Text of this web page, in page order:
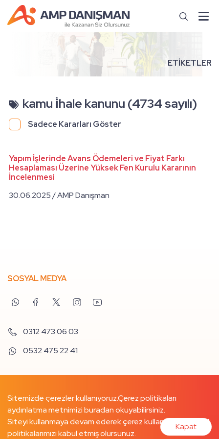
ETİKETLER
kamu i̇hale kanunu (4734 sayılı)
Sadece Kararları Göster
Yapım İşlerinde Avans Ödemeleri ve Fiyat Farkı
Hesaplaması Üzerine Yüksek Fen Kurulu Kararının
İncelenmesi
30.06.2025 / AMP Danışman
SOSYAL MEDYA
0312 473 06 03
0532 475 22 41
Sitemizde çerezler kullanıyoruz.Çerez politikaları
aydınlatma metnimizi buradanokuyabilirsiniz.
Siteyi kullanmaya devam ederek çerez kullanımımızı ve ilgili
politikalarımızı kabul etmiş olursunuz.
Kapat